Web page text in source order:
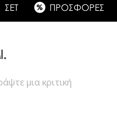
ΣΕΤ ΠΡΟΣΦΟΡΕΣ
μια κριτική